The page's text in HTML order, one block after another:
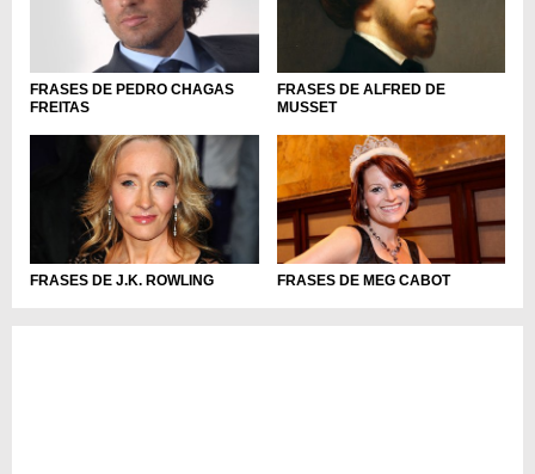
FRASES DE PEDRO CHAGAS
FREITAS
FRASES DE ALFRED DE
MUSSET
FRASES DE J.K. ROWLING FRASES DE MEG CABOT